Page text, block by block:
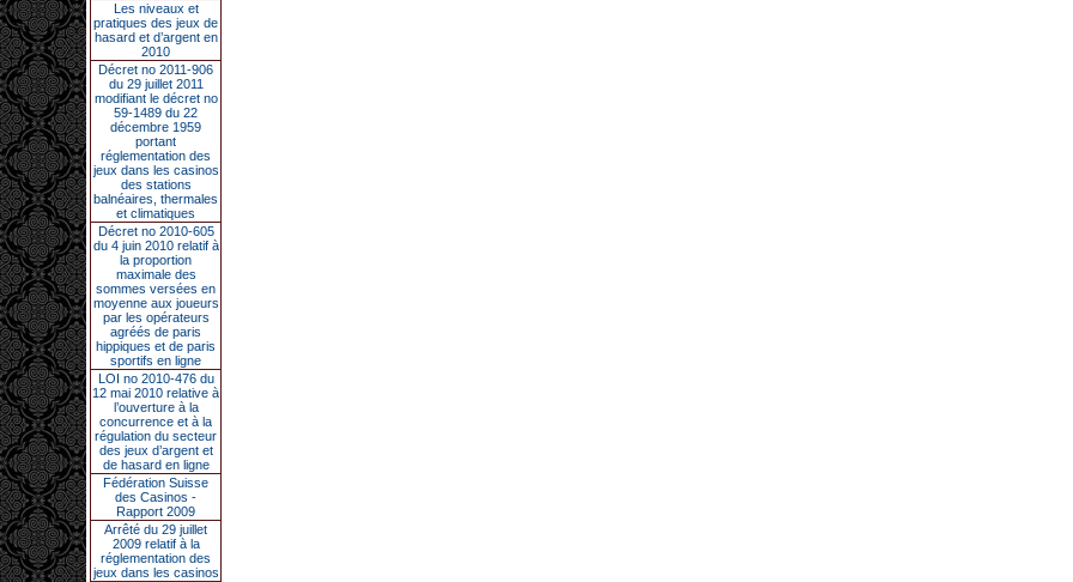
Les niveaux et
pratiques des jeux de
hasard et d’argent en
2010
Décret no 2011-906
du 29 juillet 2011
modifiant le décret no
59-1489 du 22
décembre 1959
portant
réglementation des
jeux dans les casinos
des stations
balnéaires, thermales
et climatiques
Décret no 2010-605
du 4 juin 2010 relatif à
la proportion
maximale des
sommes versées en
moyenne aux joueurs
par les opérateurs
agréés de paris
hippiques et de paris
sportifs en ligne
LOI no 2010-476 du
12 mai 2010 relative à
l’ouverture à la
concurrence et à la
régulation du secteur
des jeux d’argent et
de hasard en ligne
Fédération Suisse
des Casinos -
Rapport 2009
Arrêté du 29 juillet
2009 relatif à la
réglementation des
jeux dans les casinos